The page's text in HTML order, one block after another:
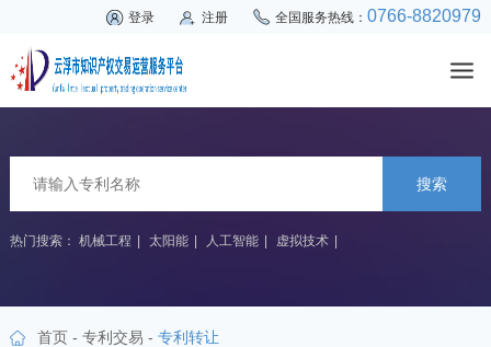
登录 注册 全国服务热线：0766-8820979
搜索
热门搜索： 机械工程 太阳能 人工智能 虚拟技术
首页- 专利交易 - 专利转让